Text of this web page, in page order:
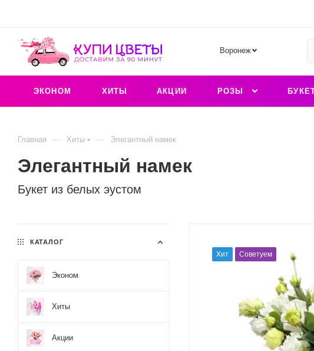
Воронеж
ЭКОНОМ ХИТЫ АКЦИИ РОЗЫ
Главная — Хиты — Элегантный намек
Букет из белых эустом
Элегантный намек
Хит Советуем
КАТАЛОГ
Эконом
Хиты
Акции